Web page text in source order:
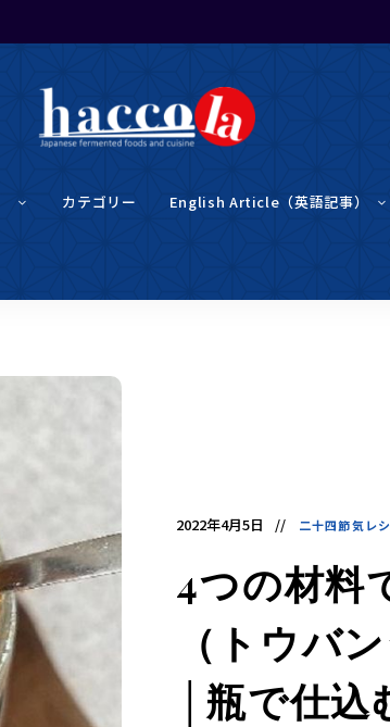
haccola
む「ハッ
ラ
メ
で
す。
発
酵
食
品
の
レ
カテゴリー English Article（英語記事）
2022年4月5日 二十四節気レ
4つの材料
（トウバ
│瓶で仕